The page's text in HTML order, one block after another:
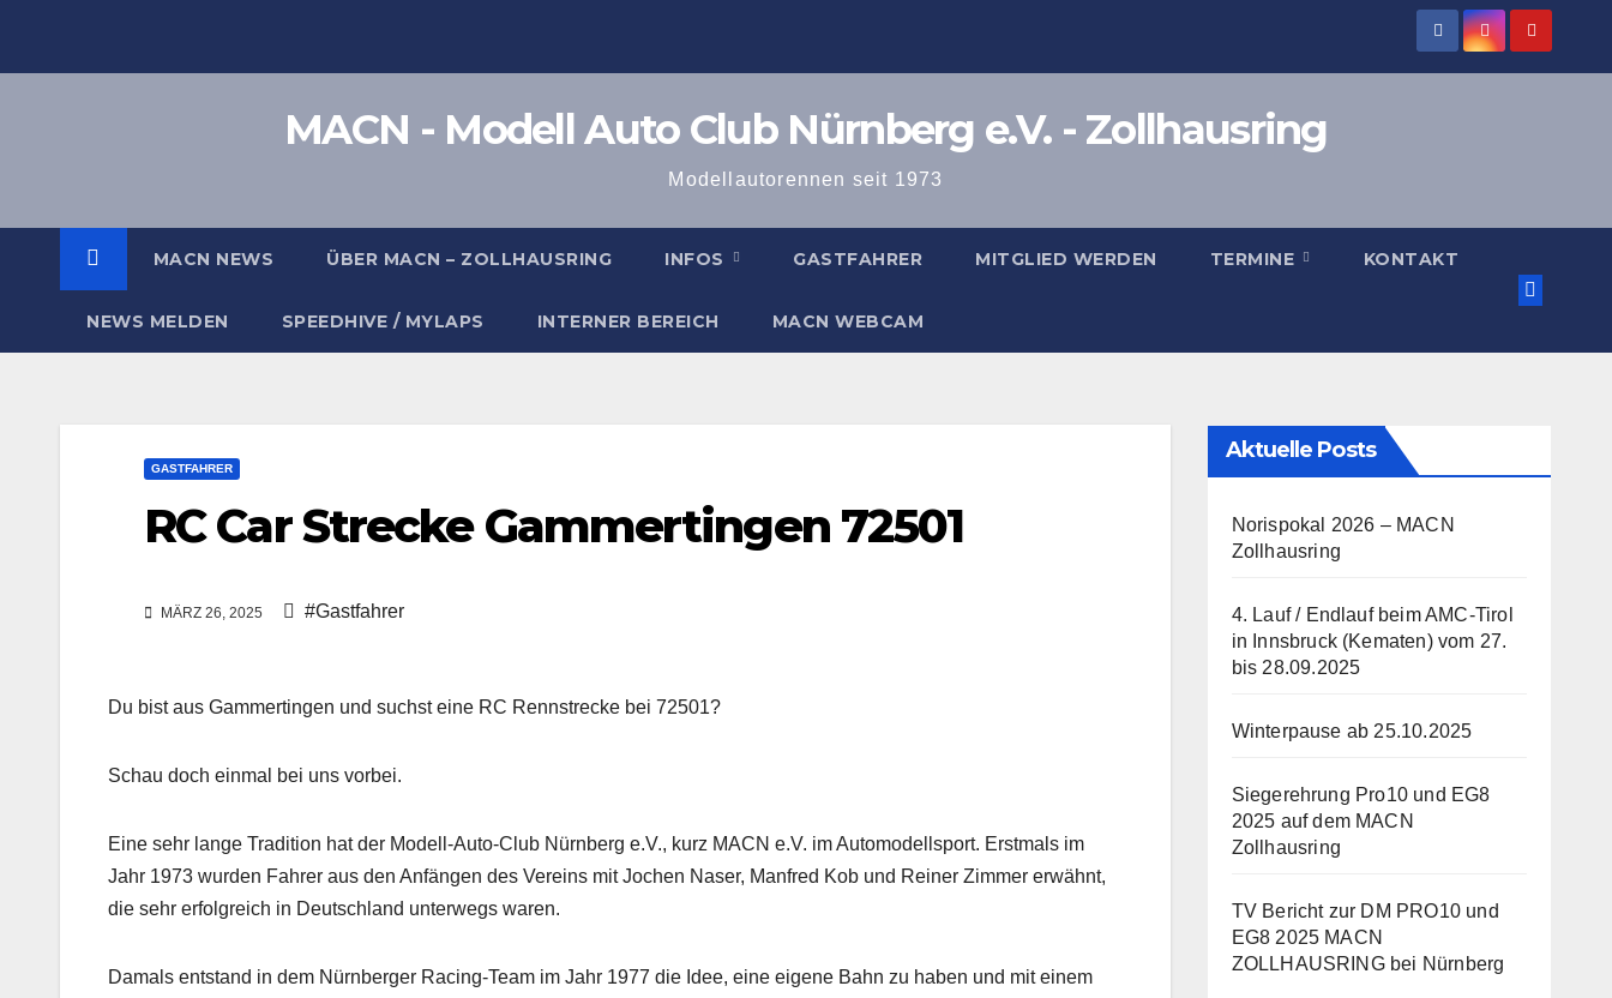
MACN - Modell Auto Club Nürnberg e.V. - Zollhausring
Modellautorennen seit 1973
MACN NEWS ÜBER MACN – ZOLLHAUSRING INFOS GASTFAHRER MITGLIED WERDEN TERMINE KONTAKT
NEWS MELDEN SPEEDHIVE / MYLAPS INTERNER BEREICH MACN WEBCAM
GASTFAHRER
RC Car Strecke Gammertingen 72501
MÄRZ 26, 2025 #Gastfahrer
Du bist aus Gammertingen und suchst eine RC Rennstrecke bei 72501?
Schau doch einmal bei uns vorbei.
Eine sehr lange Tradition hat der Modell-Auto-Club Nürnberg e.V., kurz MACN e.V. im Automodellsport. Erstmals im
Jahr 1973 wurden Fahrer aus den Anfängen des Vereins mit Jochen Naser, Manfred Kob und Reiner Zimmer erwähnt,
die sehr erfolgreich in Deutschland unterwegs waren.
Damals entstand in dem Nürnberger Racing-Team im Jahr 1977 die Idee, eine eigene Bahn zu haben und mit einem
Aktuelle Posts
Norispokal 2026 – MACN
Zollhausring
4. Lauf / Endlauf beim AMC-Tirol
in Innsbruck (Kematen) vom 27.
bis 28.09.2025
Winterpause ab 25.10.2025
Siegerehrung Pro10 und EG8
2025 auf dem MACN
Zollhausring
TV Bericht zur DM PRO10 und
EG8 2025 MACN
ZOLLHAUSRING bei Nürnberg